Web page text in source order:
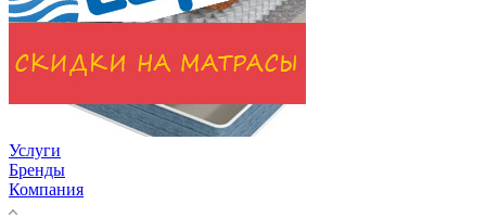
Услуги
Бренды
Компания